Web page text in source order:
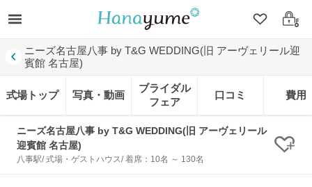
クリップ
ログ
ニーズ名古屋八事 by T&G WEDDING(旧 アーヴェリール迎
賓館 名古屋)
式場トップ 写真・動画
ブライダル
フェア
口コミ 費用
ニーズ名古屋八事 by T&G WEDDING(旧 アーヴェリール
迎賓館 名古屋)
八事駅/ 式場・ゲストハウス/ 着席：10名 ～ 130名 ク